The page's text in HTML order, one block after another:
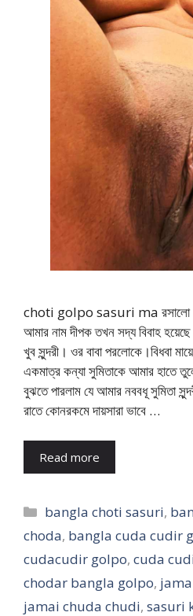
choti golpo sasuri ma রসালো গরম
আমার নাম দীপক তখন সদ্য বিবাহ
খুব সুন্দরী। ওর বাবা পরলোকে।বিধবা
একমাত্র কন্যা সুমিতাকে আমার হাতে
বুঝতে পারলাম যে আমার নববধূ সুমিতা
রাতে কোনরকমে দায়সারা ভাবে …
Read more
Categories
bangla choti sasuri,
choda, bangla cuda cudir
cudacudir golpo, cuda
chodar bangla golpo,
jamai chuda chudi, sasuri